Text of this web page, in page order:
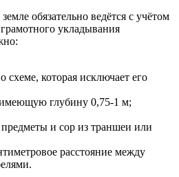
обязательно ведётся с учётом
укладывания
схеме, которая исключает его
глубину 0,75-1 м;
и сор из траншеи или
расстояние между